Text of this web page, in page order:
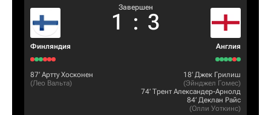
Финляндия
Завершен
1 : 3
Англия
87‎’‎ Артту Хосконен
(Лео Вальта)
18‎’‎ Джек Грилиш
(Эйнджел Гомес)
74‎’‎ Трент Александер-Арнолд
84‎’‎ Деклан Райс
(Олли Уоткинс)